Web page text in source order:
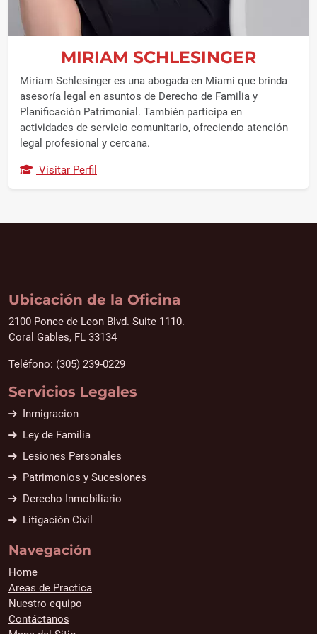
MIRIAM SCHLESINGER
Miriam Schlesinger es una abogada en Miami que brinda
asesoría legal en asuntos de Derecho de Familia y
Planificación Patrimonial. También participa en
actividades de servicio comunitario, ofreciendo atención
legal profesional y cercana.
Visitar Perfil
Ubicación de la Oficina
2100 Ponce de Leon Blvd. Suite 1110.
Coral Gables, FL 33134
Teléfono: (305) 239-0229
Servicios Legales
Inmigracion
Ley de Familia
Lesiones Personales
Patrimonios y Sucesiones
Derecho Inmobiliario
Litigación Civil
Navegación
Home
Areas de Practica
Nuestro equipo
Contáctanos